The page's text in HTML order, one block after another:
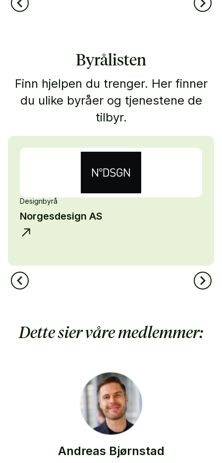
Byrålisten
Finn hjelpen du trenger. Her finner
du ulike byråer og tjenestene de
tilbyr.
Designbyrå
Norgesdesign AS
Dette sier våre medlemmer:
Andreas Bjørnstad